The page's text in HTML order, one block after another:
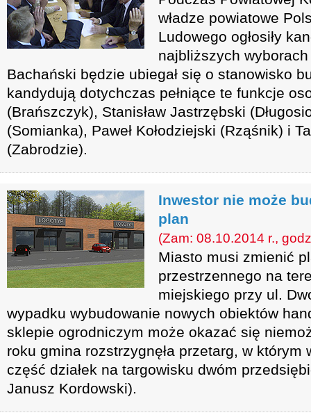
władze powiatowe
Ludowego ogłosiły
najbliższych
Bachański będzie ubiegał się o stanowisko
kandydują dotychczas pełniące te funkcje
(Brańszczyk), Stanisław Jastrzębski
(Somianka), Paweł Kołodziejski (Rząśnik) i
(Zabrodzie).
Inwestor nie może
plan
(Zam: 08.10.2014 r.,
Miasto musi zmienić
przestrzennego na
miejskiego przy ul.
wypadku wybudowanie nowych obiektów
sklepie ogrodniczym może okazać się
roku gmina rozstrzygnęła przetarg, w którym
część działek na targowisku dwóm
Janusz Kordowski).